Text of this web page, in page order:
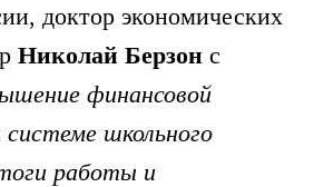
доктор экономических
Николай Берзон с
финансовой
школьного
работы и